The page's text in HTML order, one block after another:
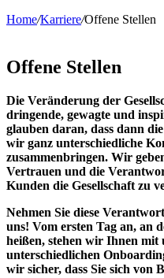
Home/Karriere/Offene Stellen
Offene Stellen
Die Veränderung der
dringende, gewagte und
glauben daran, dass dann
wir ganz unterschiedliche
zusammenbringen. Wir
Vertrauen und die
Kunden die Gesellschaft zu
Nehmen Sie diese
uns! Vom ersten Tag an, an
heißen, stehen wir Ihnen mit
unterschiedlichen
wir sicher, dass Sie sich von